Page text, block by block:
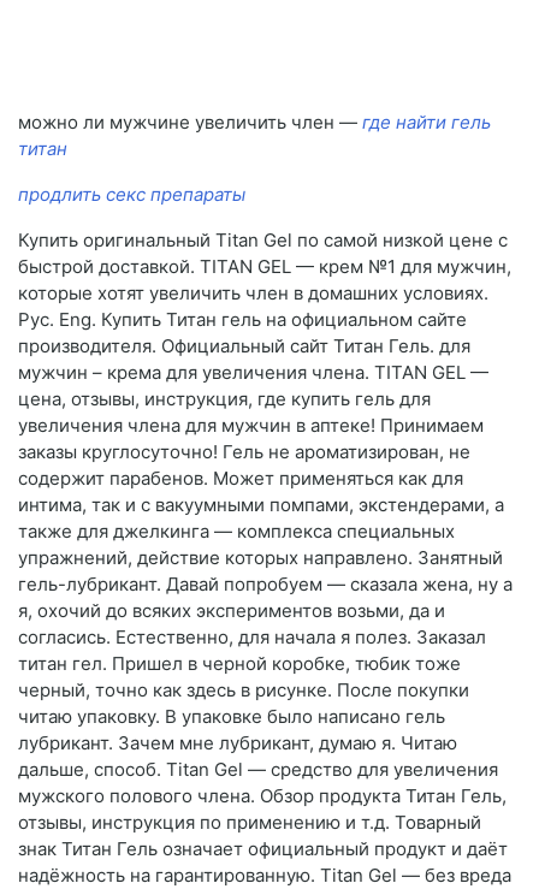
можно ли мужчине увеличить член — где найти гель
титан
продлить секс препараты
Купить оригинальный Titan Gel по самой низкой цене с
быстрой доставкой. TITAN GEL — крем №1 для мужчин,
которые хотят увеличить член в домашних условиях.
Рус. Eng. Купить Титан гель на официальном сайте
производителя. Официальный сайт Титан Гель. для
мужчин – крема для увеличения члена. TITAN GEL —
цена, отзывы, инструкция, где купить гель для
увеличения члена для мужчин в аптеке! Принимаем
заказы круглосуточно! Гель не ароматизирован, не
содержит парабенов. Может применяться как для
интима, так и с вакуумными помпами, экстендерами, а
также для джелкинга — комплекса специальных
упражнений, действие которых направлено. Занятный
гель-лубрикант. Давай попробуем — сказала жена, ну а
я, охочий до всяких экспериментов возьми, да и
согласись. Естественно, для начала я полез. Заказал
титан гел. Пришел в черной коробке, тюбик тоже
черный, точно как здесь в рисунке. После покупки
читаю упаковку. В упаковке было написано гель
лубрикант. Зачем мне лубрикант, думаю я. Читаю
дальше, способ. Titan Gel — средство для увеличения
мужского полового члена. Обзор продукта Титан Гель,
отзывы, инструкция по применению и т.д. Товарный
знак Титан Гель означает официальный продукт и даёт
надёжность на гарантированную. Titan Gel — без вреда